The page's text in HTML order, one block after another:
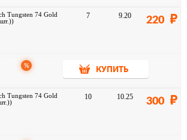
Tungsten 74 Gold
7 9.20 220
%
КУПИТЬ
Tungsten 74 Gold
10 10.25 300